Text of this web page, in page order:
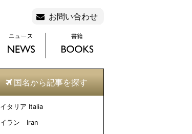
お問い合わせ
国名から記事を探す
イタリア Italia
イラン Iran